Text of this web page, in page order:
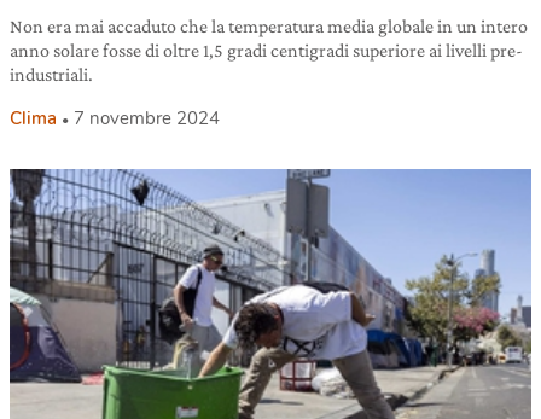
Non era mai accaduto che la temperatura media globale in un intero
anno solare fosse di oltre 1,5 gradi centigradi superiore ai livelli pre-
industriali.
Clima 7 novembre 2024